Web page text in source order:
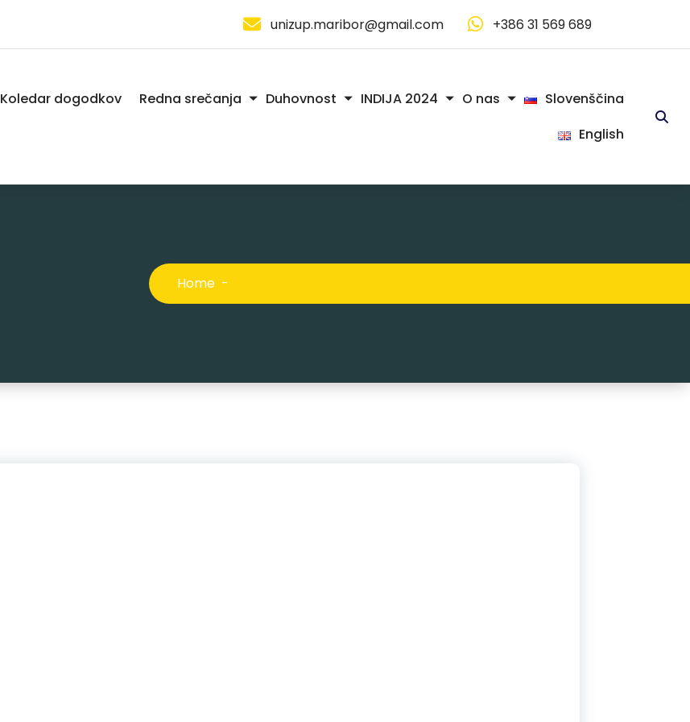
unizup.maribor@gmail.com +386 31 569 689
Koledar dogodkov Redna srečanja Duhovnost INDIJA 2024 O nas
Slovenščina
English
Home -